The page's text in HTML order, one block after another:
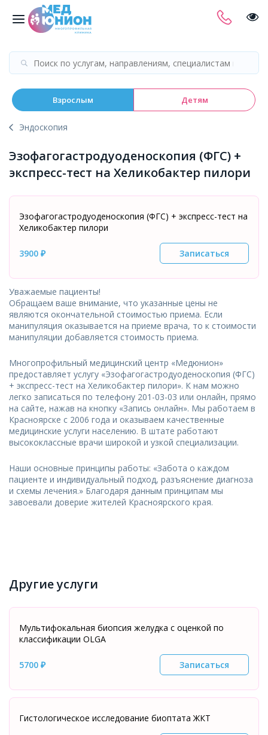
Взрослым Детям
Эндоскопия
Эзофагогастродуоденоскопия (ФГС) +
экспресс-тест на Хеликобактер пилори
Эзофагогастродуоденоскопия (ФГС) + экспресс-тест на
Хеликобактер пилори
3900 ₽ Записаться
Уважаемые пациенты!
Обращаем ваше внимание, что указанные цены не
являются окончательной стоимостью приема. Если
манипуляция оказывается на приеме врача, то к стоимости
манипуляции добавляется стоимость приема.
Многопрофильный медицинский центр «Медюнион»
предоставляет услугу «Эзофагогастродуоденоскопия (ФГС)
+ экспресс-тест на Хеликобактер пилори». К нам можно
легко записаться по телефону 201-03-03 или онлайн, прямо
на сайте, нажав на кнопку «Запись онлайн». Мы работаем в
Красноярске с 2006 года и оказываем качественные
медицинские услуги населению. В штате работают
высококлассные врачи широкой и узкой специализации.
Наши основные принципы работы: «Забота о каждом
пациенте и индивидуальный подход, разъяснение диагноза
и схемы лечения.» Благодаря данным принципам мы
завоевали доверие жителей Красноярского края.
Другие услуги
Мультифокальная биопсия желудка с оценкой по
классификации OLGA
5700 ₽ Записаться
Гистологическое исследование биоптата ЖКТ